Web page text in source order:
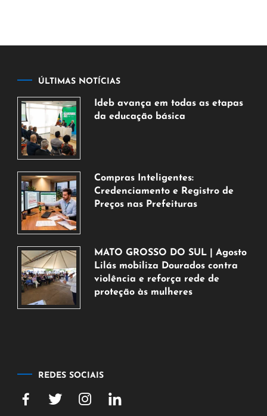
ÚLTIMAS NOTÍCIAS
Ideb avança em todas as etapas
da educação básica
de
2026
Compras Inteligentes:
Credenciamento e Registro de
Preços nas Prefeituras
agosto
de
2026
MATO GROSSO DO SUL | Agosto
Lilás mobiliza Dourados contra
violência e reforça rede de
proteção às mulheres
REDES SOCIAIS